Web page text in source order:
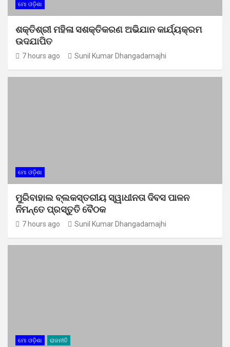
ମୋ ଓଡ଼ିଶା
ଶକ୍ତିଶ୍ରୀ ମହିଳା ସଶକ୍ତିକରଣ ଅଭିଯାନ କାର୍ଯ୍ୟକ୍ରମ
ଉଦଯାପିତ
7 hours ago Sunil Kumar Dhangadamajhi
ମୋ ଓଡ଼ିଶା
ମୁରିବାହାଲ ବ୍ଲକସ୍ତରୀୟ ସ୍ୱାଧୀନତା ଦିବସ ପାଳନ
ନିମନ୍ତେ ପ୍ରସ୍ତୁତି ବୈଠକ
7 hours ago Sunil Kumar Dhangadamajhi
ମୋ ଓଡ଼ିଶା ରାଜନୀତି